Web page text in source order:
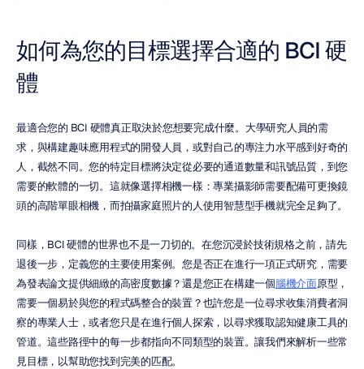
如何為您的目標選擇合適的 BCI 硬
體
最適合您的 BCI 硬體真正取決於您想要完成什麼。大學研究人員的需
求，與構建趣味應用程式的開發人員，或對自己的專注力水平感到好奇的
人，截然不同。您的特定目標將決定從必要的通道數量和訊號品質，到您
需要的軟體的一切。這就像選擇相機一樣：專業攝影師需要配備可更換鏡
頭的高階單眼相機，而拍攝家庭照片的人使用智慧型手機就完全足夠了。
同樣，BCI 硬體的世界也不是一刀切的。在您沉浸於技術規格之前，請先
退後一步，定義您的主要使用案例。您是否正在進行一項正式研究，需要
為發表論文提供細緻的高密度數據？還是您正在構建一個腦機介面原型，
需要一個易於與您的程式碼整合的裝置？也許您是一位尋求收集消費者洞
察的專業人士，或者您只是在進行個人探索，以尋求獲取認知健康工具的
管道。這些路徑中的每一步都指向不同類型的裝置。讓我們來解析一些常
見目標，以幫助您找到完美的匹配。